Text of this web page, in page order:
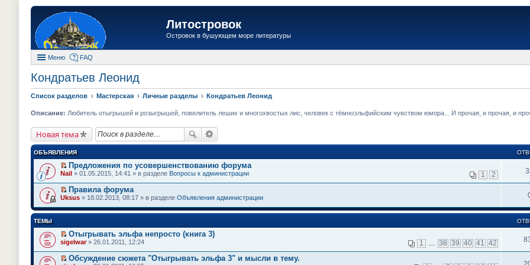
Литостровок
Островок в бушующем море литературы
Меню FAQ
Кондратьев Леонид
Список разделов Мастерская Личные разделы Кондратьев Леонид
Описание: Любитель отыгрышей и розыгрышей, повелитель леших и многохвостых лис, человек с тёмноэльфийским чувством юмора... И прочая, и прочая, и
Новая тема
ОБЪЯВЛЕНИЯ
П
р
е
й
т
и
п
е
р
о
м
Предложения по усовершенствованию форума
1 2
Nail » 01.05.2015, 14:41 » в разделе Вопросы к администрации
П
р
т
и
к
п
е
Правила форума
Uksus » 18.02.2013, 08:17 » в разделе Объявления администрации
ТЕМЫ
П
е
р
е
Отыгрывать эльфа непросто (книга 3)
1 38 39 40 41 42
sigelwar» 26.01.2011, 12:24
Обсуждение сюжета "Отыгрывать эльфа 3" и мысли в тему.